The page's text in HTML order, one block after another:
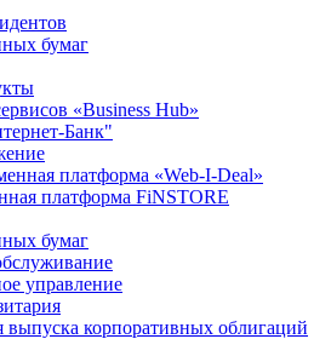
бумаг
«Business Hub»
Банк"
платформа «Web-I-Deal»
платформа FiNSTORE
бумаг
управление
выпуска корпоративных облигаций